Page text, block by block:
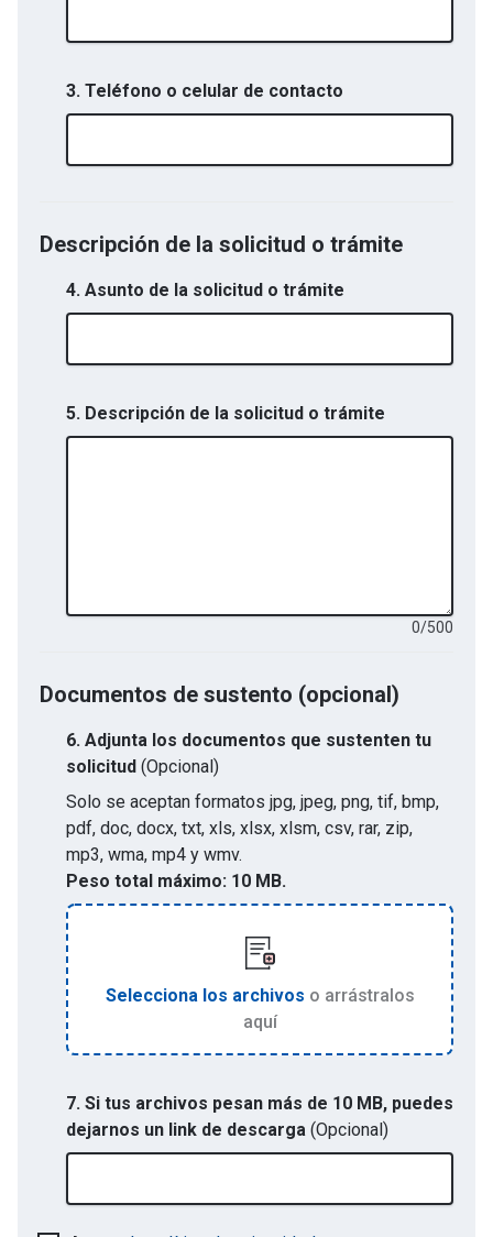
3. Teléfono o celular de contacto
Descripción de la solicitud o trámite
4. Asunto de la solicitud o trámite
5. Descripción de la solicitud o trámite
0/500
Documentos de sustento (opcional)
6. Adjunta los documentos que sustenten tu
solicitud (Opcional)
Solo se aceptan formatos jpg, jpeg, png, tif, bmp,
pdf, doc, docx, txt, xls, xlsx, xlsm, csv, rar, zip,
mp3, wma, mp4 y wmv.
Peso total máximo: 10 MB.
Selecciona los archivos o arrástralos
aquí
7. Si tus archivos pesan más de 10 MB, puedes
dejarnos un link de descarga (Opcional)